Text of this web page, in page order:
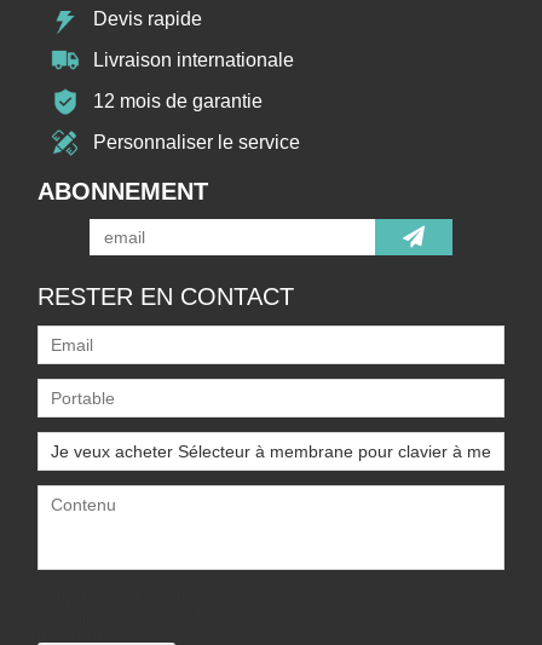
Devis rapide
Livraison internationale
12 mois de garantie
Personnaliser le service
ABONNEMENT
RESTER EN CONTACT